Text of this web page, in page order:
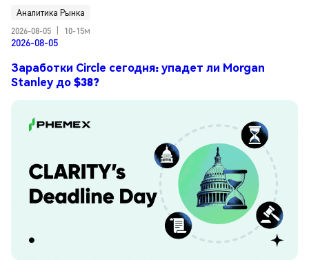
Аналитика Рынка
2026-08-05
10-15м
2026-08-05
Заработки Circle сегодня: упадет ли Morgan
Stanley до $38?